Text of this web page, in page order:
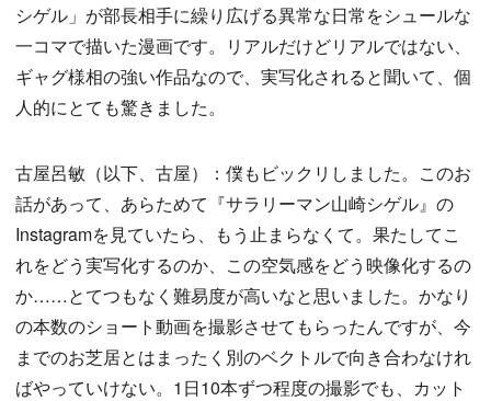
シゲル」が部長相手に繰り広げる異常な日常をシュールな
一コマで描いた漫画です。リアルだけどリアルではない、
ギャグ様相の強い作品なので、実写化されると聞いて、個
人的にとても驚きました。
古屋呂敏（以下、古屋）：僕もビックリしました。このお
話があって、あらためて『サラリーマン山崎シゲル』の
Instagramを見ていたら、もう止まらなくて。果たしてこ
れをどう実写化するのか、この空気感をどう映像化するの
か……とてつもなく難易度が高いなと思いました。かなり
の本数のショート動画を撮影させてもらったんですが、今
までのお芝居とはまったく別のベクトルで向き合わなけれ
ばやっていけない。1日10本ずつ程度の撮影でも、カット